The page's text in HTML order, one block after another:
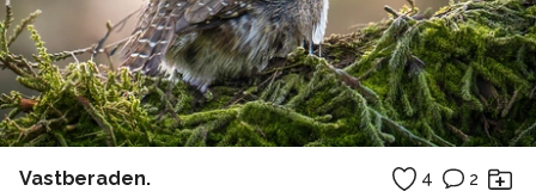
Vastberaden. 4 2